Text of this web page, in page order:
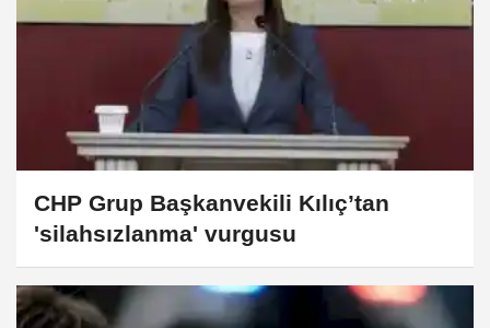
CHP Grup Başkanvekili Kılıç’tan
'silahsızlanma' vurgusu